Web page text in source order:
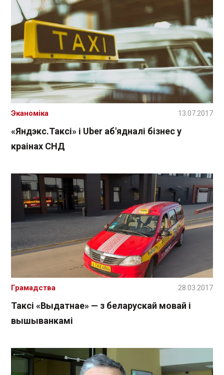
«Яндэкс.Таксі» і Uber аб'ядналі бізнес у
краінах СНД
Эканоміка 13.07.2017
Таксі «Выдатнае» — з беларускай мовай і
вышыванкамі
Грамадства 28.03.2017